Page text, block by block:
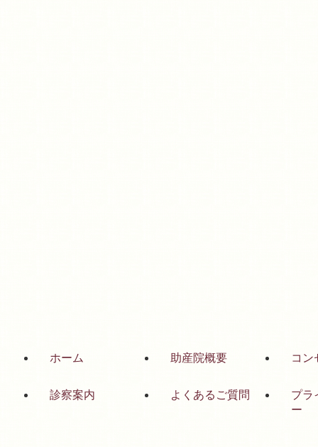
ホーム 助産院概要 コン
診察案内 よくあるご質問
プラ
ー